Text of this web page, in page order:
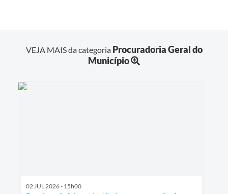
VEJA MAIS da categoria Procuradoria Geral do
Município
02 JUL 2026 - 15h00